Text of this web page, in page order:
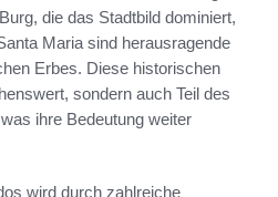
die das Stadtbild dominiert,
Maria sind herausragende
Erbes. Diese historischen
sondern auch Teil des
ihre Bedeutung weiter
wird durch zahlreiche